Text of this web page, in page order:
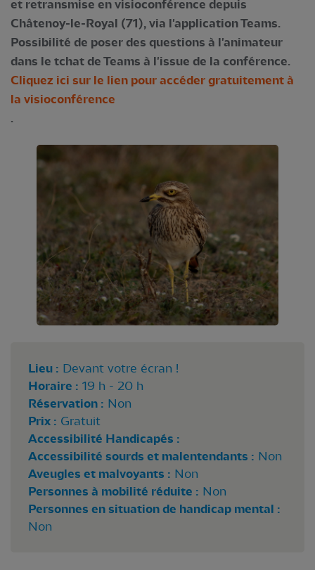
et retransmise en visioconférence depuis
Châtenoy-le-Royal (71), via l'application Teams.
Possibilité de poser des questions à l'animateur
dans le tchat de Teams à l'issue de la conférence.
Cliquez ici sur le lien pour accéder gratuitement à
la visioconférence
.
Lieu : Devant votre écran !
Horaire : 19 h - 20 h
Réservation : Non
Prix : Gratuit
Accessibilité Handicapés :
Accessibilité sourds et malentendants : Non
Aveugles et malvoyants : Non
Personnes à mobilité réduite : Non
Personnes en situation de handicap mental :
Non